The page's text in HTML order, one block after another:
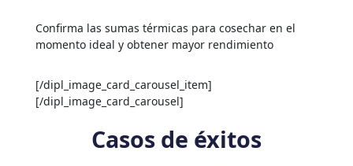
Confirma las sumas térmicas para cosechar en el
momento ideal y obtener mayor rendimiento
[/dipl_image_card_carousel_item]
[/dipl_image_card_carousel]
Casos de éxitos